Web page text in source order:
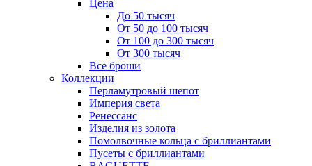
Цена
До 50 тысяч
От 50 до 100 тысяч
От 100 до 300 тысяч
От 300 тысяч
Все броши
Коллекции
Перламутровый шепот
Империя света
Ренессанс
Изделия из золота
Помолвочные кольца с бриллиантами
Пусеты с бриллиантами